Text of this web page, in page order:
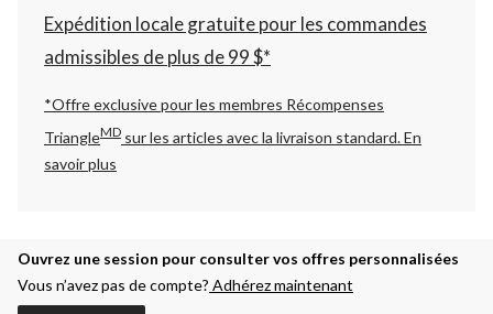
Expédition locale gratuite pour les commandes
admissibles de plus de 99 $*
*Offre exclusive pour les membres Récompenses
TriangleMD sur les articles avec la livraison standard.En
savoir plus
Ouvrez une session pour consulter vos offres personnalisées
Vous n’avez pas de compte? Adhérez maintenant